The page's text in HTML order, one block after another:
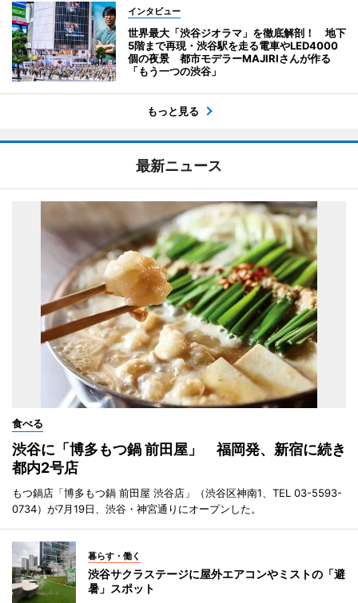
インタビュー
世界最大「渋谷ジオラマ」を徹底解剖！ 地下
5階まで再現・渋谷駅を走る電車やLED4000
個の夜景 都市モデラーMAJIRIさんが作る
「もう一つの渋谷」
もっと見る
最新ニュース
食べる
渋谷に「博多もつ鍋 前田屋」 福岡発、新宿に続き
都内2号店
もつ鍋店「博多もつ鍋 前田屋 渋谷店」（渋谷区神南1、TEL 03-5593-
0734）が7月19日、渋谷・神宮通りにオープンした。
暮らす・働く
渋谷サクラステージに屋外エアコンやミストの「避
暑」スポット